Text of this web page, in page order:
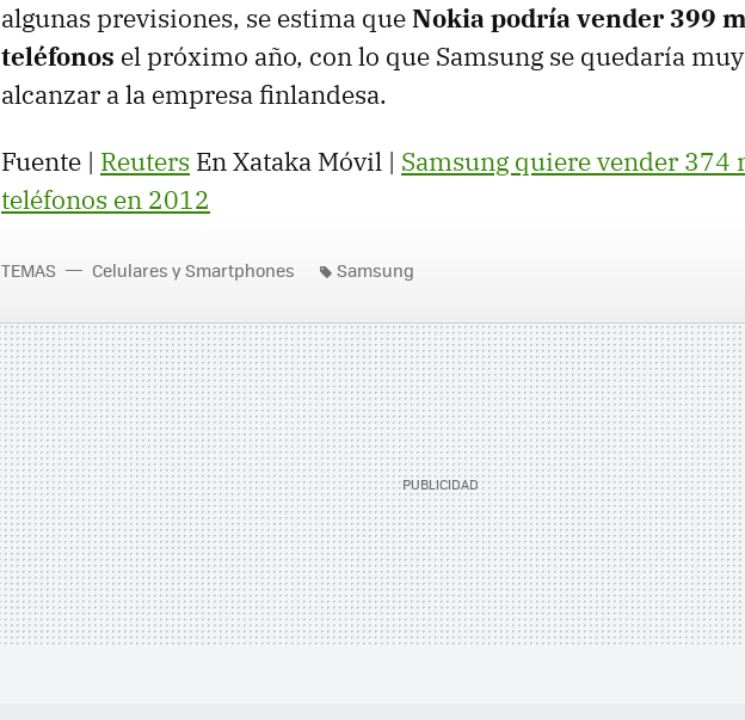
algunas previsiones, se estima queNokia podría vender 399
teléfonos el próximo año, con lo que Samsung se quedaría
alcanzar a la empresa finlandesa.
Fuente | Reuters En Xataka Móvil | Samsung quiere vender 374
teléfonos en 2012
TEMAS Celulares y Smartphones Samsung